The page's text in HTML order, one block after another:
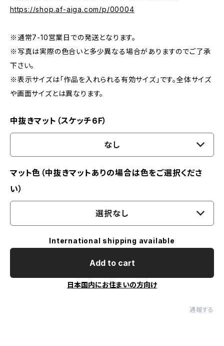
https://shop.af-aiga.com/p/00004
※通常7-10営業日での発送となります。
※写真は実際の色合いと多少異なる場合がありますのでご了承
下さい。
※表示サイズは「作品を入れられる有効サイズ」です。全体サイズ
や画面サイズとは異なります。
中抜きマット（スケッチ6F）
なし
マット色（中抜きマットありの場合は色をご選択くださ
い）
選択なし
International shipping available
Add to cart
日本国内にお住まいの方向け
通報する